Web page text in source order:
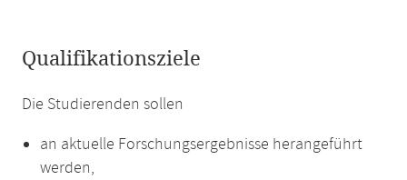
Qualifikationsziele
Die Studierenden sollen
an aktuelle Forschungsergebnisse herangeführt
werden,